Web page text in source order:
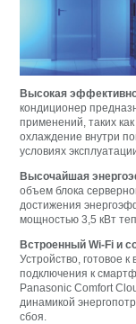
Высокая
кондиционер
применений, таких
охлаждение внутри
условиях
Высочайшая
объем блока
достижения
мощностью 3,5 кВт
Встроенный Wi-Fi и
Устройство, готовое
подключения к
Panasonic Comfort
динамикой
сбоя.